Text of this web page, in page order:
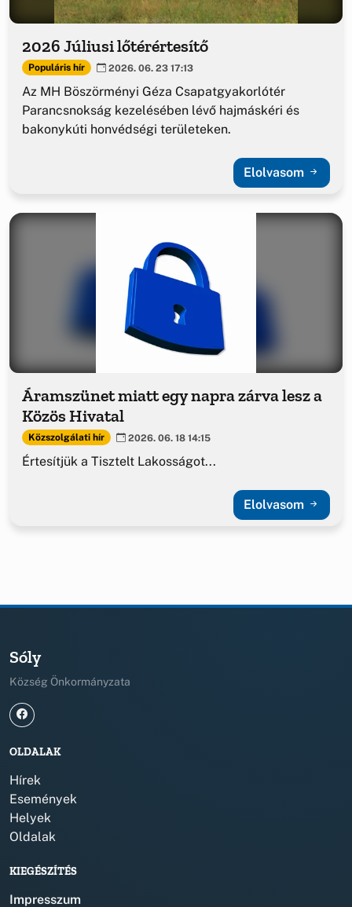
2026 Júliusi lőtérértesítő
Populáris hír 2026. 06. 23 17:13
Az MH Böszörményi Géza Csapatgyakorlótér
Parancsnokság kezelésében lévő hajmáskéri és
bakonykúti honvédségi területeken.
Elolvasom
Áramszünet miatt egy napra zárva lesz a
Közös Hivatal
Közszolgálati hír 2026. 06. 18 14:15
Értesítjük a Tisztelt Lakosságot...
Elolvasom
Sóly
Község Önkormányzata
OLDALAK
Hírek
Események
Helyek
Oldalak
KIEGÉSZÍTÉS
Impresszum